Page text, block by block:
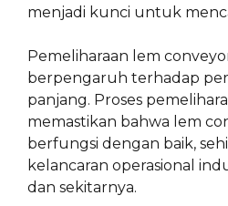
menjadi kunci untuk
Pemeliharaan lem
berpengaruh terhadap
panjang. Proses
memastikan bahwa lem
berfungsi dengan baik,
kelancaran operasional
dan sekitarnya.